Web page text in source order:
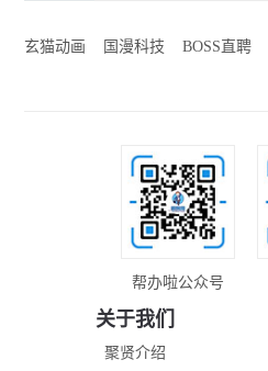
玄猫动画 国漫科技 BOSS直聘
帮办啦公众号
关于我们
聚贤介绍